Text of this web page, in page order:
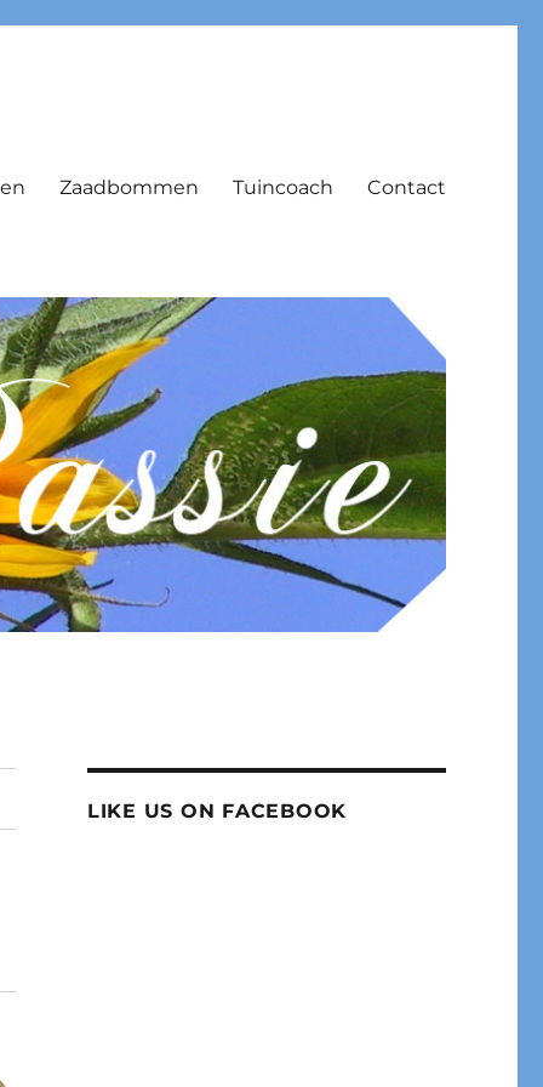
Zaadbommen Tuincoach Contact
LIKE US ON FACEBOOK